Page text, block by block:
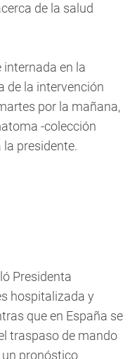
de la salud
internada en la
de la intervención
por la mañana,
-colección
presidente.
Presidenta
hospitalizada y
que en España se
traspaso de mando
un pronóstico